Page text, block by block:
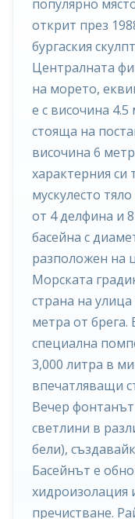
популярно
открит през
бургаския
Централната
на морето,
е с височина
стояща на
височина 6
характерния си
мускулесто
от 4 делфина и
басейна с
разположен на
Морската
страна на
метра от
специална
3,000 литра в
впечатляващи
Вечер
светлини в
бели),
Басейнът е
хидроизолация
пречистване.